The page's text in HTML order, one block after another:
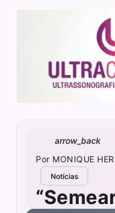
arrow_back
Por MONIQUE
Notícias